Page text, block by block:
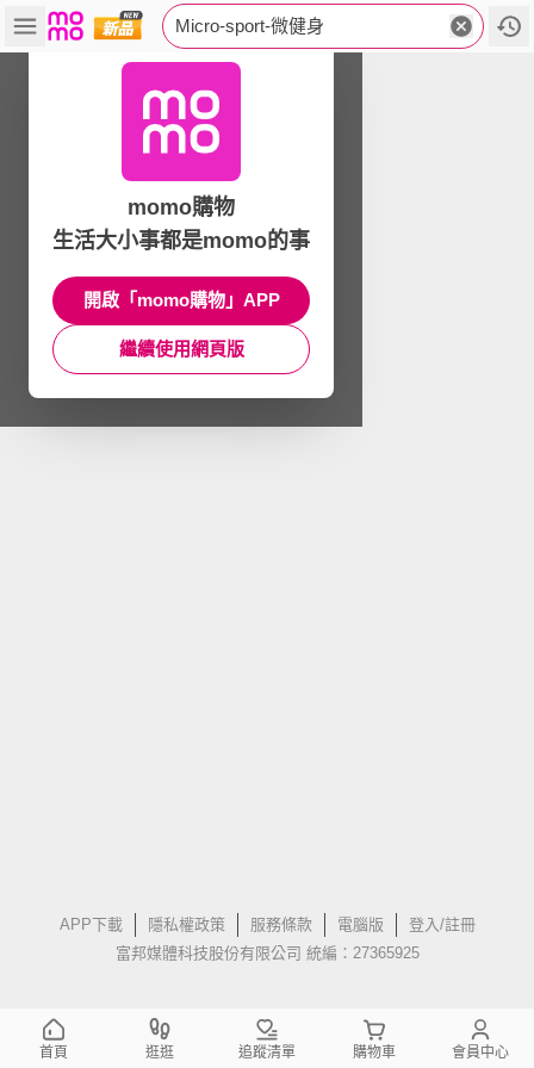
Micro-sport-微健身
APP下載 隱私權政策 服務條款 電腦版
登入/註冊
富邦媒體科技股份有限公司 統編：27365925
momo購物
生活大小事都是momo的事
開啟「momo購物」APP
繼續使用網頁版
首頁 逛逛 追蹤清單 購物車 會員中心